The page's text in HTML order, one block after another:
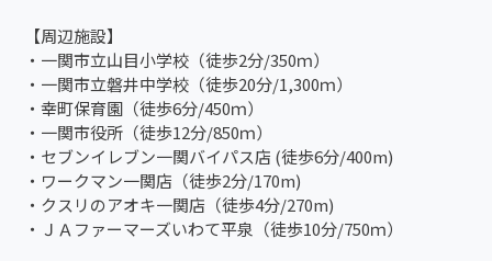
【周辺施設】
・一関市立山目小学校（徒歩2分/350ｍ）
・一関市立磐井中学校（徒歩20分/1,300ｍ）
・幸町保育園（徒歩6分/450ｍ）
・一関市役所（徒歩12分/850ｍ）
・セブンイレブン一関バイパス店 (徒歩6分/400m)
・ワークマン一関店（徒歩2分/170m)
・クスリのアオキ一関店（徒歩4分/270m)
・ＪＡファーマーズいわて平泉（徒歩10分/750ｍ）